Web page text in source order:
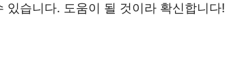
습니다. 도움이 될 것이라 확신합니다!